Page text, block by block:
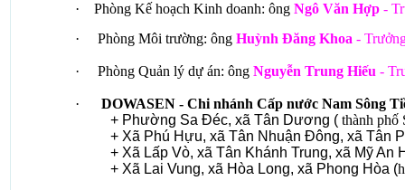
· Phòng Kế hoạch Kinh doanh: ông Ngô Văn Hợp-
·
Phòng Môi trường: ông Huỳnh Đăng Khoa -
· Phòng Quản lý dự án: ông Nguyễn Trung Hiếu -
· DOWASEN - Chi nhánh Cấp nước Nam Sông
+ Phường Sa Đéc, xã Tân Dương ( thành phố
+ Xã Phú Hựu, xã Tân Nhuận Đông, xã Tân
+ Xã Lấp Vò, xã Tân Khánh Trung, xã Mỹ An
+ Xã Lai Vung, xã Hòa Long, xã Phong Hòa (